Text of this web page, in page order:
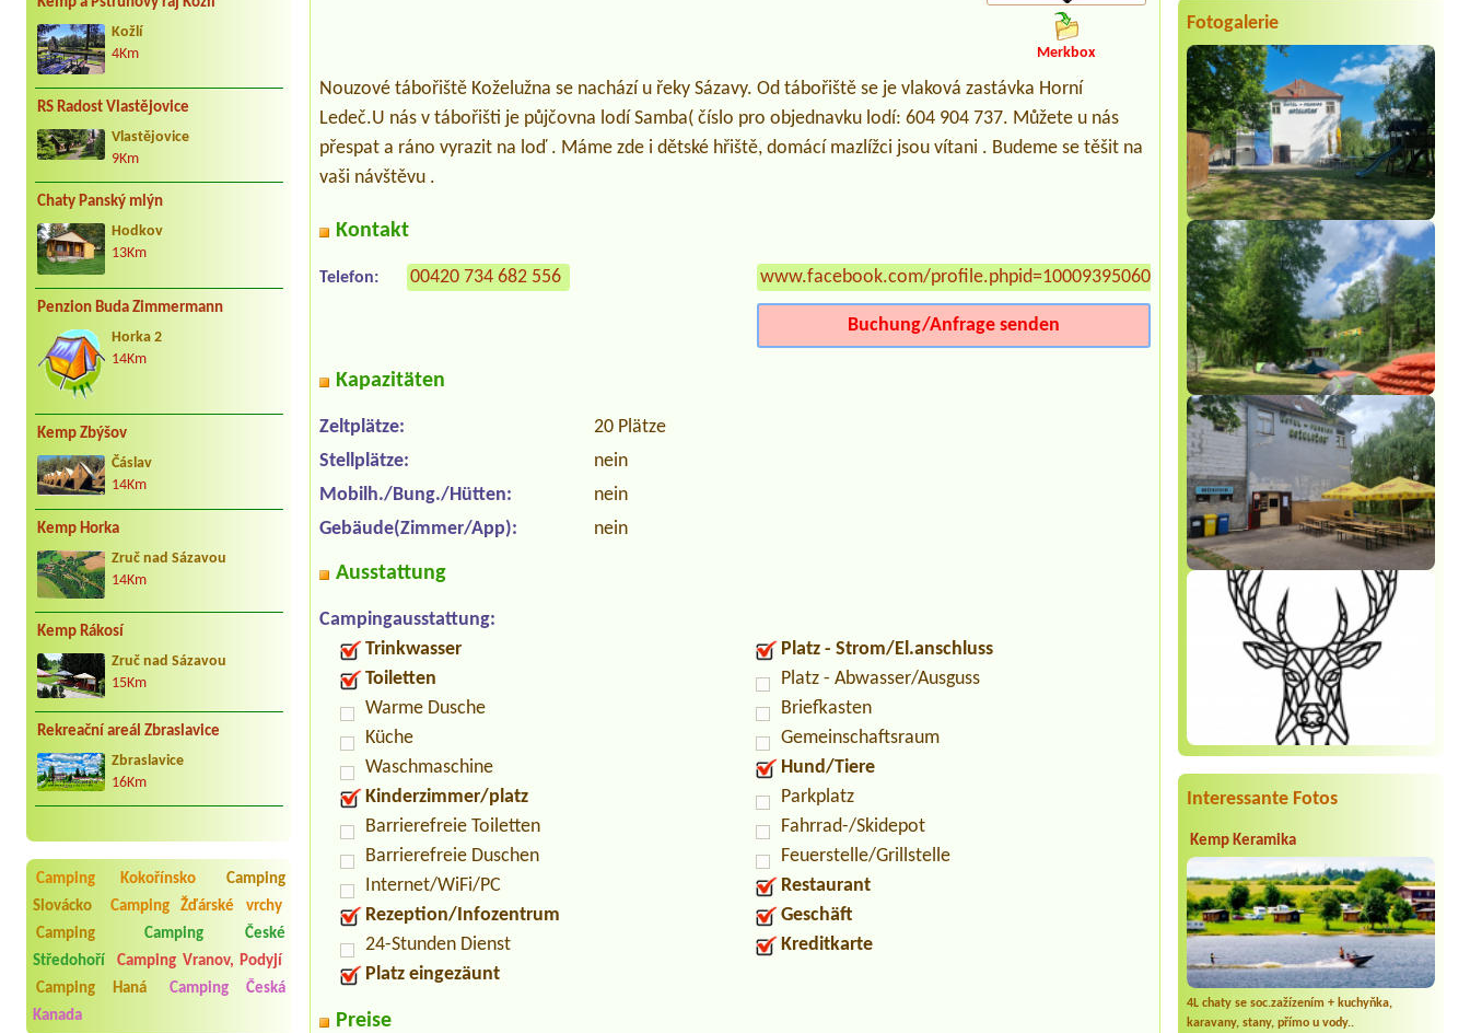
Kožlí
4Km
RS Radost Vlastějovice
Vlastějovice
9Km
Chaty Panský mlýn
Hodkov
13Km
Penzion Buda Zimmermann
Horka 2
14Km
Kemp Zbýšov
Čáslav
14Km
Kemp Horka
Zruč nad Sázavou
14Km
Kemp Rákosí
Zruč nad Sázavou
15Km
Rekreační areál Zbraslavice
Zbraslavice
16Km
Camping Kokořínsko
Camping
Slovácko
Camping Žďárské vrchy
Camping
Camping České
Středohoří
Camping Vranov, Podyjí
Camping Haná
Camping Česká
Kanada
Termin ab 2026-07-27 |
osada VZ Bítov**
2x 4L chata
Termin ab 2026-08-08 | Sport-areál
Samopše
2L
Termin ab 2026-08-01 |Autokemp
Jezero
1 stan u vody + elektrická přípojka
Termin ab 2026-07-31 |
Chatová
osada Olešná
2l2l
Fotogalerie
Interessante Fotos
Kemp Keramika
4L chaty se soc.zažízením + kuchyňka,
karavany, stany, přímo u vody..
Merkbox
Nouzové tábořiště Koželužna se nachází u řeky Sázavy. Od tábořiště se je vlaková zastávka Horní
Ledeč.U nás v tábořišti je půjčovna lodí Samba( číslo pro objednavku lodí: 604 904 737. Můžete u nás
přespat a ráno vyrazit na loď . Máme zde i dětské hřiště, domácí mazlížci jsou vítani . Budeme se těšit na
vaši návštěvu .
Kontakt
Telefon: 00420 734 682 556 www.facebook.com/profile.phpid=100093950606519 »
Buchung/Anfrage senden
Kapazitäten
Zeltplätze:
20 Plätze
Stellplätze:
nein
Mobilh./Bung./Hütten:
nein
Gebäude(Zimmer/App):
nein
Ausstattung
Campingausstattung:
Trinkwasser
Toiletten
Warme Dusche
Küche
Waschmaschine
Kinderzimmer/platz
Barrierefreie Toiletten
Barrierefreie Duschen
Internet/WiFi/PC
Rezeption/Infozentrum
24-Stunden Dienst
Platz eingezäunt
Platz - Strom/El.anschluss
Platz - Abwasser/Ausguss
Briefkasten
Gemeinschaftsraum
Hund/Tiere
Parkplatz
Fahrrad-/Skidepot
Feuerstelle/Grillstelle
Restaurant
Geschäft
Kreditkarte
Preise